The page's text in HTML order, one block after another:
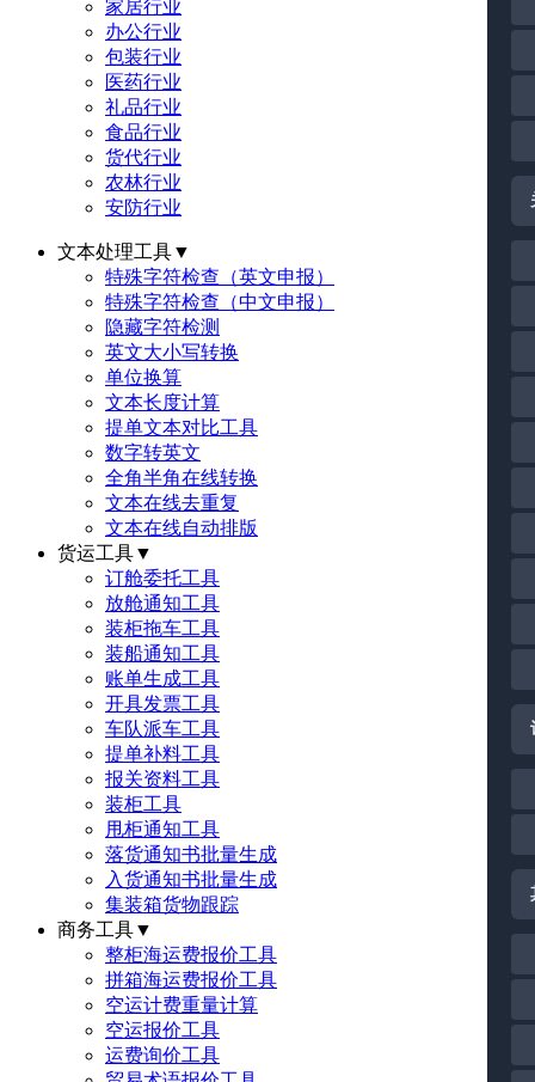
家居行业
办公行业
包装行业
医药行业
礼品行业
食品行业
货代行业
农林行业
安防行业
文本处理工具▼
特殊字符检查（英文申报）
特殊字符检查（中文申报）
隐藏字符检测
英文大小写转换
单位换算
文本长度计算
提单文本对比工具
数字转英文
全角半角在线转换
文本在线去重复
文本在线自动排版
货运工具▼
订舱委托工具
放舱通知工具
装柜拖车工具
装船通知工具
账单生成工具
开具发票工具
车队派车工具
提单补料工具
报关资料工具
装柜工具
甩柜通知工具
落货通知书批量生成
入货通知书批量生成
集装箱货物跟踪
商务工具▼
整柜海运费报价工具
拼箱海运费报价工具
空运计费重量计算
空运报价工具
运费询价工具